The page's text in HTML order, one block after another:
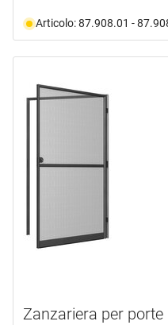
Articolo: 87.908.01 -
Zanzariera per